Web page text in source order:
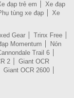
đạp trẻ em
Xe đạp
tùng xe đạp
Xe
Gear
Trinx Free
Momentum
Nón
Trail 6
2
Giant OCR
Giant OCR 2600